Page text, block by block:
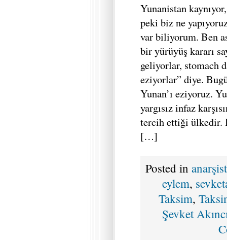
Yunanistan
peki biz ne
var biliyorum. Ben
bir yürüyüş kararı
geliyorlar, stomach
eziyorlar” diye.
Yunan’ı eziyoruz.
yargısız infaz
tercih ettiği ülkedir.
[…]
Posted in
eylem,
Taksim,
Şevket